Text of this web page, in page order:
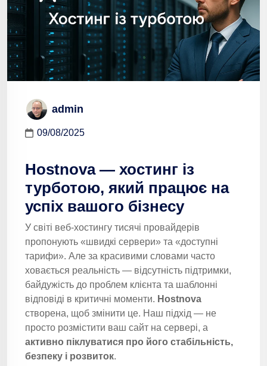
admin
09/08/2025
Hostnova — хостинг із
турботою, який працює на
успіх вашого бізнесу
У світі веб-хостингу тисячі провайдерів
пропонують «швидкі сервери» та «доступні
тарифи». Але за красивими словами часто
ховається реальність — відсутність підтримки,
байдужість до проблем клієнта та шаблонні
відповіді в критичні моменти. Hostnova
створена, щоб змінити це. Наш підхід — не
просто розмістити ваш сайт на сервері, а
активно піклуватися про його стабільність,
безпеку і розвиток.